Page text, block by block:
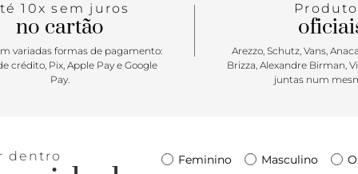
10x sem juros
no cartão
variadas formas de pagamento:
crédito, Pix, Apple Pay e Google
Pay.
Arezzo, Schutz, Vans,
Brizza, Alexandre Birman,
juntas num
dentro Feminino Masculino